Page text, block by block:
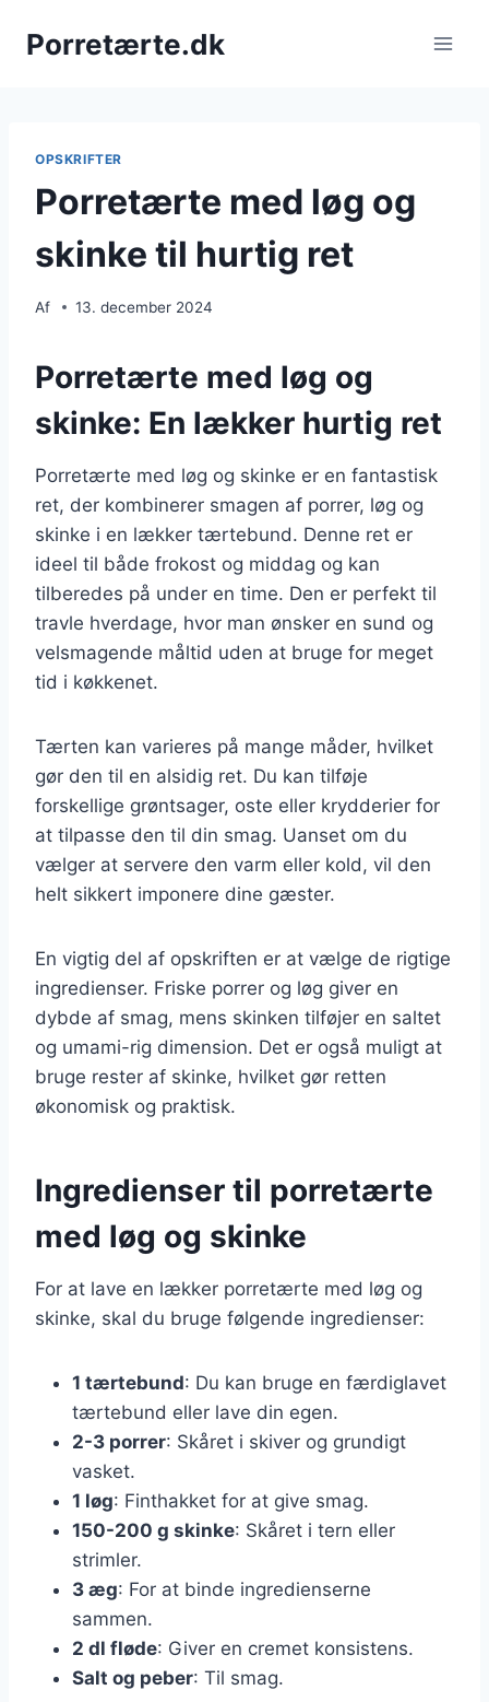
Porretærte.dk
OPSKRIFTER
Porretærte med løg og
skinke til hurtig ret
Af 13. december 2024
Porretærte med løg og
skinke: En lækker hurtig ret
Porretærte med løg og skinke er en fantastisk
ret, der kombinerer smagen af porrer, løg og
skinke i en lækker tærtebund. Denne ret er
ideel til både frokost og middag og kan
tilberedes på under en time. Den er perfekt til
travle hverdage, hvor man ønsker en sund og
velsmagende måltid uden at bruge for meget
tid i køkkenet.
Tærten kan varieres på mange måder, hvilket
gør den til en alsidig ret. Du kan tilføje
forskellige grøntsager, oste eller krydderier for
at tilpasse den til din smag. Uanset om du
vælger at servere den varm eller kold, vil den
helt sikkert imponere dine gæster.
En vigtig del af opskriften er at vælge de rigtige
ingredienser. Friske porrer og løg giver en
dybde af smag, mens skinken tilføjer en saltet
og umami-rig dimension. Det er også muligt at
bruge rester af skinke, hvilket gør retten
økonomisk og praktisk.
Ingredienser til porretærte
med løg og skinke
For at lave en lækker porretærte med løg og
skinke, skal du bruge følgende ingredienser:
1 tærtebund: Du kan bruge en færdiglavet
tærtebund eller lave din egen.
2-3 porrer: Skåret i skiver og grundigt
vasket.
1 løg: Finthakket for at give smag.
150-200 g skinke: Skåret i tern eller
strimler.
3 æg: For at binde ingredienserne
sammen.
2 dl fløde: Giver en cremet konsistens.
Salt og peber: Til smag.